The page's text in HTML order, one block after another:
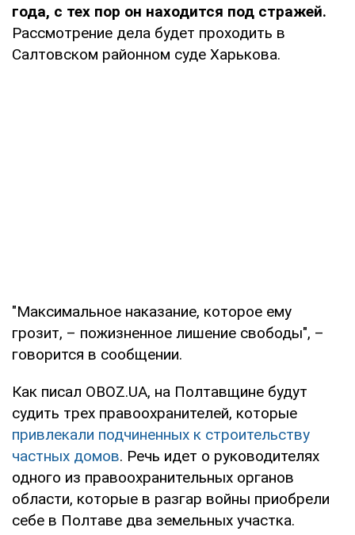
года, с тех пор он находится под стражей.
Рассмотрение дела будет проходить в
Салтовском районном суде Харькова.
"Максимальное наказание, которое ему
грозит, – пожизненное лишение свободы", –
говорится в сообщении.
Как писал OBOZ.UA, на Полтавщине будут
судить трех правоохранителей, которые
привлекали подчиненных к строительству
частных домов. Речь идет о руководителях
одного из правоохранительных органов
области, которые в разгар войны приобрели
себе в Полтаве два земельных участка.